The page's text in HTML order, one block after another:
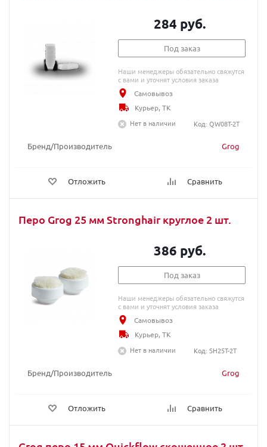
Бренд/Производитель Grog
Отложить Сравнить
284 руб.
Под заказ
Наши менеджеры обязательно свяжутся
с вами и уточнят условия заказа
Самовывоз
Курьер, ТК
Нет в наличии
Код: QW08T-2T
Перо Grog 25 мм Stronghair круглое 2 шт.
Бренд/Производитель Grog
Отложить Сравнить
386 руб.
Под заказ
Наши менеджеры обязательно свяжутся
с вами и уточнят условия заказа
Самовывоз
Курьер, ТК
Нет в наличии
Код: SH25T-2T